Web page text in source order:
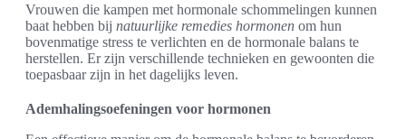
Vrouwen die kampen met hormonale schommelingen kunnen
baat hebben bij natuurlijke remedies hormonen om hun
bovenmatige stress te verlichten en de hormonale balans te
herstellen. Er zijn verschillende technieken en gewoonten die
toepasbaar zijn in het dagelijks leven.
Ademhalingsoefeningen voor hormonen